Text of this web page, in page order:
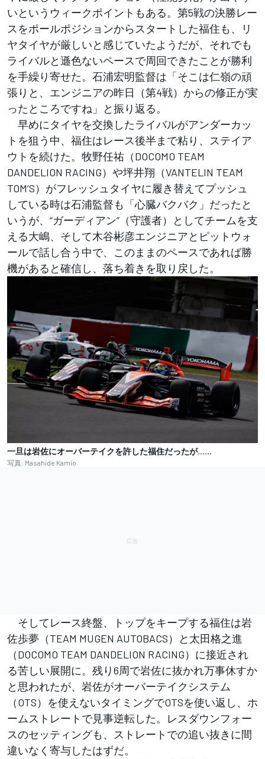
いというウィークポイントもある。第5戦の決勝レー
スをポールポジションからスタートした福住も、リ
ヤタイヤが厳しいと感じていたようだが、それでも
ライバルと遜色ないペースで周回できたことが勝利
を手繰り寄せた。石浦宏明監督は「そこは仁嶺の頑
張りと、エンジニアの昨日（第4戦）からの修正が実
ったところですね」と振り返る。
早めにタイヤを交換したライバルがアンダーカッ
トを狙う中、福住はレース後半まで粘り、ステイア
ウトを続けた。牧野任祐（DOCOMO TEAM
DANDELION RACING）や坪井翔（VANTELIN TEAM
TOM’S）がフレッシュタイヤに履き替えてプッシュ
している時は石浦監督も「心臓バクバク」だったと
いうが、“ガーディアン”（守護者）としてチームを支
える大嶋、そして木谷彬彦エンジニアとピットウォ
ールで話し合う中で、このままのペースであれば勝
機があると確信し、落ち着きを取り戻した。
一旦は岩佐にオーバーテイクを許した福住だったが……
写真: Masahide Kamio
そしてレース終盤、トップをキープする福住は岩
佐歩夢（TEAM MUGEN AUTOBACS）と太田格之進
（DOCOMO TEAM DANDELION RACING）に接近され
る苦しい展開に。残り6周で岩佐に抜かれ万事休すか
と思われたが、岩佐がオーバーテイクシステム
（OTS）を使えないタイミングでOTSを使い返し、ホ
ームストレートで見事逆転した。レスダウンフォー
スのセッティングも、ストレートでの追い抜きに間
違いなく寄与したはずだ。